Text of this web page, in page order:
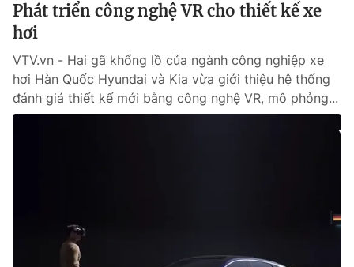
Phát triển công nghệ VR cho thiết kế xe
hơi
VTV.vn - Hai gã khổng lồ của ngành công nghiệp xe
hơi Hàn Quốc Hyundai và Kia vừa giới thiệu hệ thống
đánh giá thiết kế mới bằng công nghệ VR, mô phỏng...